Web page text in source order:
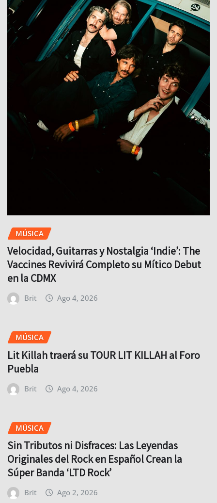
MÚSICA
Velocidad, Guitarras y Nostalgia ‘Indie’: The
Vaccines Revivirá Completo su Mítico Debut
en la CDMX
Brit Ago 4, 2026
MÚSICA
Lit Killah traerá su TOUR LIT KILLAH al Foro
Puebla
Brit Ago 4, 2026
MÚSICA
Sin Tributos ni Disfraces: Las Leyendas
Originales del Rock en Español Crean la
Súper Banda ‘LTD Rock’
Brit Ago 2, 2026